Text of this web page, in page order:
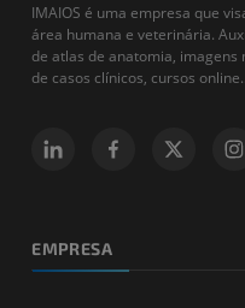
IMAIOS é uma empresa que
área humana e veterinária.
de atlas de anatomia,
de casos clínicos, cursos
EMPRESA